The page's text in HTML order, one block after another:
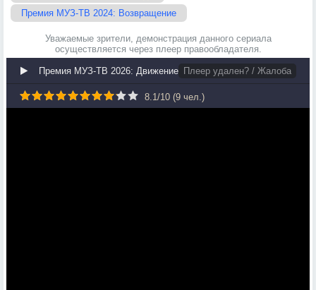
Премия МУЗ-ТВ 2024: Возвращение
Уважаемые зрители, демонстрация данного сериала
осуществляется через плеер правообладателя.
Премия МУЗ-ТВ 2026: Движение Плеер удален? / Жалоба
8.1/10 (9 чел.)